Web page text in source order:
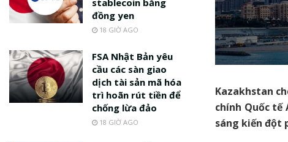
Kazakhstan
chính Quốc
sáng kiến đột
stablecoin bằng
đồng yen
18 GIỜ AGO
FSA Nhật Bản yêu
cầu các sàn giao
dịch tài sản mã hóa
trì hoãn rút tiền để
chống lừa đảo
18 GIỜ AGO